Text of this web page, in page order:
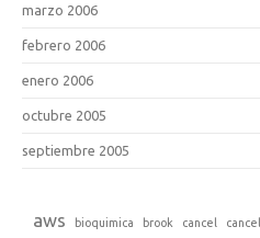
marzo 2006
febrero 2006
enero 2006
octubre 2005
septiembre 2005
aws bioquimica brook cancel